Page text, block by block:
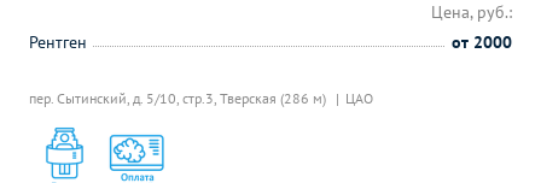
пер. Сытинский, д. 5/10, стр.3, Тверская (286 м) ЦАО
Цена, руб.:
Рентген
от 2000